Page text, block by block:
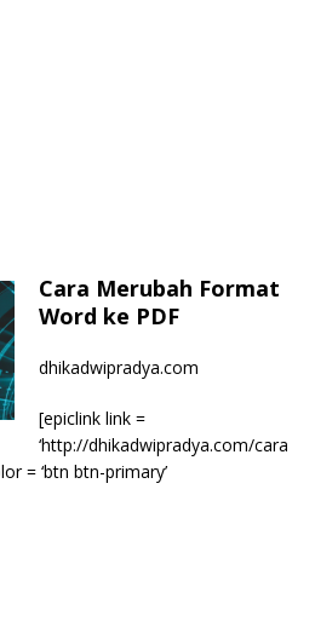
Cara Merubah Format
Word ke PDF
dhikadwipradya.com
[epiclink link =
‘http://dhikadwipradya.com/cara
= ‘btn btn-primary’